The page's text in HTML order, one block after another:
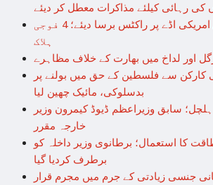
کی رہائی کیلئے مذاکرات معطل کر دیئے
حزب اللہ نے شام میں امریکی اڈے پر راکٹس برسا دیئے؛ 4 فوجی
ہلاک
اور لداخ میں بھارت کے خلاف مظاہرے
کارکن سے فلسطین کے حق میں بولنے پر
بدسلوکی، مائیک چھین لیا
سابق وزیراعظم ڈیوڈ کیمرون وزیر
خارجہ مقرر
کا استعمال؛ برطانوی وزیر داخلہ کو
برطرف کردیا گیا
جنسی زیادتی کے جرم میں مجرم قرار